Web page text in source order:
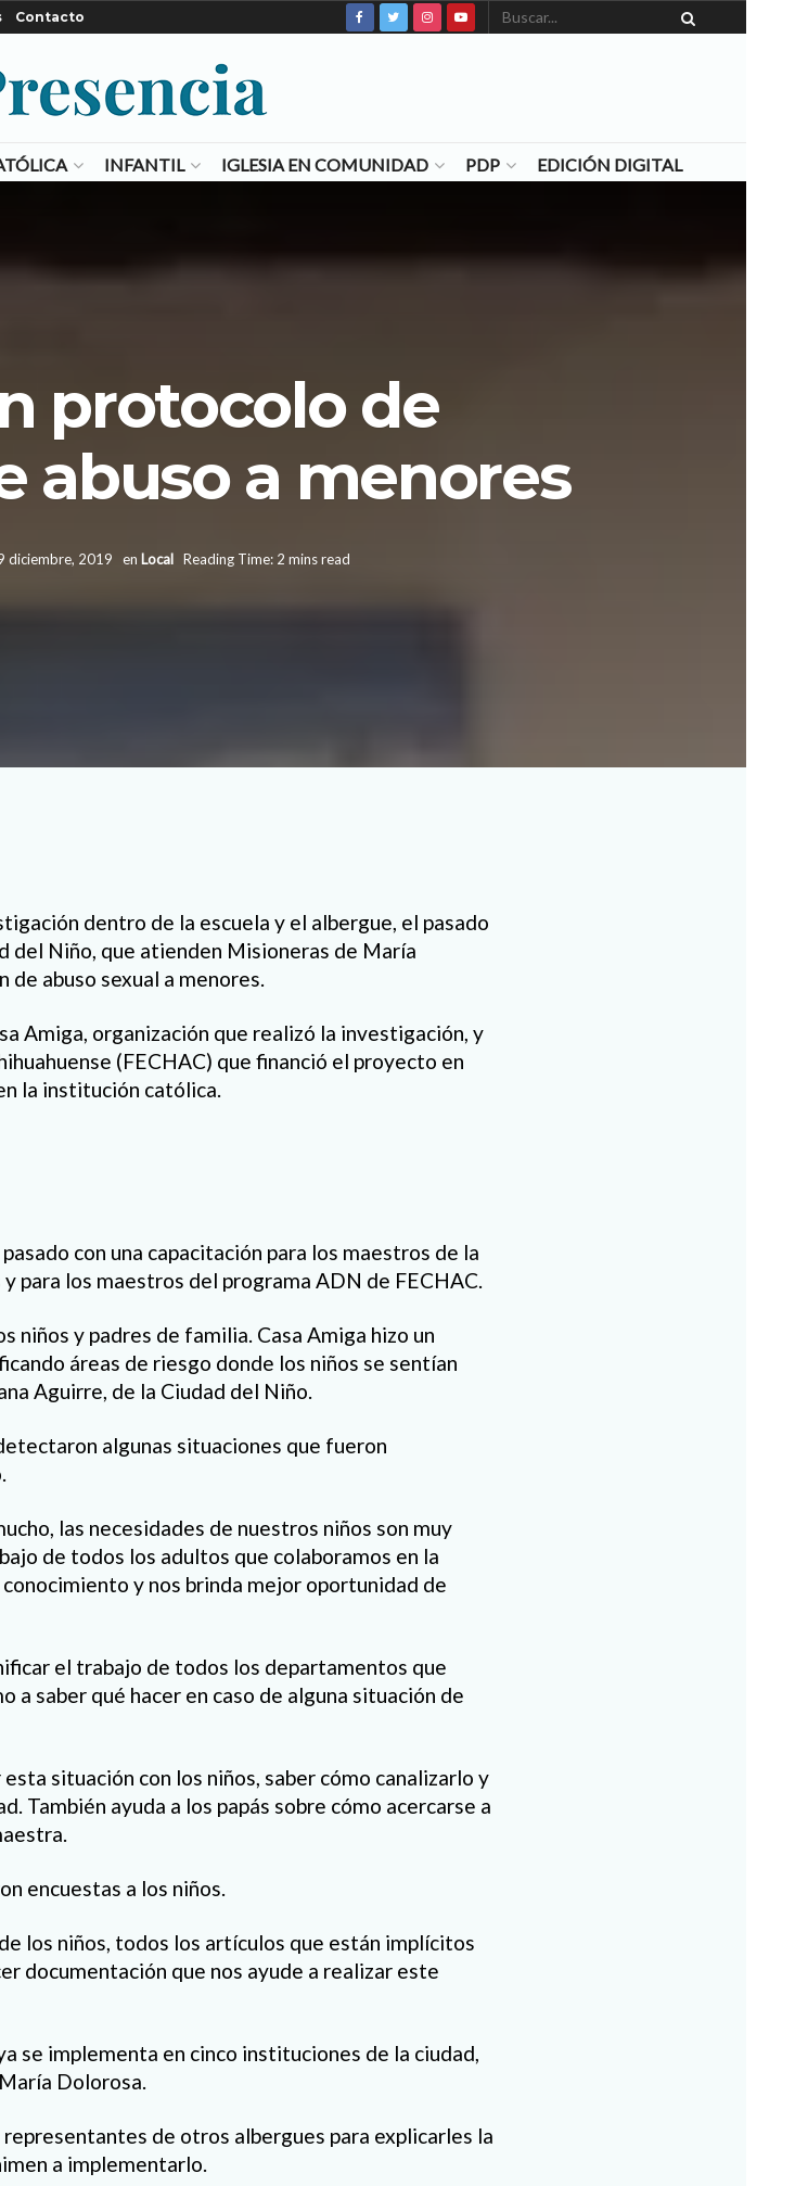
Contacto
INFANTIL IGLESIA EN COMUNIDAD PDP EDICIÓN DIGITAL
protocolo de
abuso a menores
diciembre, 2019 en Local Reading Time: 2 mins read
dentro de la escuela y el albergue, el pasado
del Niño, que atienden Misioneras de María
abuso sexual a menores.
Amiga, organización que realizó la investigación, y
(FECHAC) que financió el proyecto en
la institución católica.
con una capacitación para los maestros de la
para los maestros del programa ADN de FECHAC.
niños y padres de familia. Casa Amiga hizo un
áreas de riesgo donde los niños se sentían
Aguirre, de la Ciudad del Niño.
algunas situaciones que fueron
las necesidades de nuestros niños son muy
de todos los adultos que colaboramos en la
y nos brinda mejor oportunidad de
el trabajo de todos los departamentos que
a saber qué hacer en caso de alguna situación de
situación con los niños, saber cómo canalizarlo y
También ayuda a los papás sobre cómo acercarse a
encuestas a los niños.
los niños, todos los artículos que están implícitos
documentación que nos ayude a realizar este
se implementa en cinco instituciones de la ciudad,
Dolorosa.
de otros albergues para explicarles la
a implementarlo.